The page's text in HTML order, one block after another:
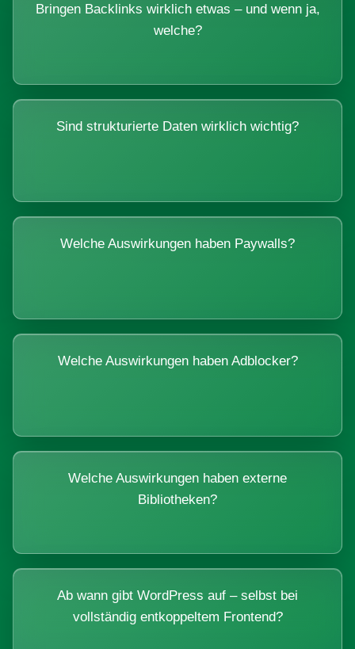
Bringen Backlinks wirklich etwas – und wenn ja,
welche?
Sind strukturierte Daten wirklich wichtig?
Welche Auswirkungen haben Paywalls?
Welche Auswirkungen haben Adblocker?
Welche Auswirkungen haben externe
Bibliotheken?
Ab wann gibt WordPress auf – selbst bei
vollständig entkoppeltem Frontend?